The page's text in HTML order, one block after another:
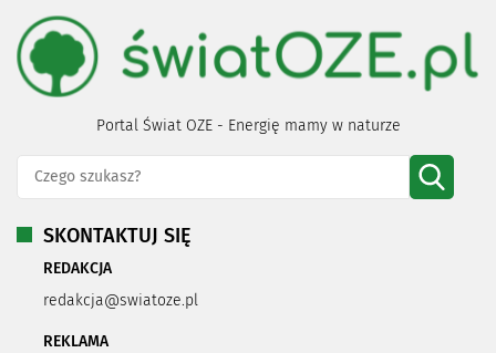
Portal Świat OZE - Energię mamy w naturze
SKONTAKTUJ SIĘ
REDAKCJA
redakcja@swiatoze.pl
REKLAMA